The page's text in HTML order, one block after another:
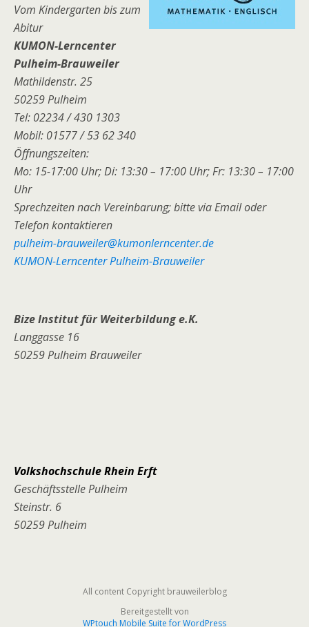
Vom Kindergarten bis zum
Abitur
KUMON-Lerncenter
Pulheim-Brauweiler
Mathildenstr. 25
50259 Pulheim
Tel: 02234 / 430 1303
Mobil: 01577 / 53 62 340
Öffnungszeiten:
Mo: 15-17:00 Uhr; Di: 13:30 – 17:00 Uhr; Fr: 13:30 – 17:00
Uhr
Sprechzeiten nach Vereinbarung; bitte via Email oder
Telefon kontaktieren
pulheim-brauweiler@kumonlerncenter.de
KUMON-Lerncenter Pulheim-Brauweiler
Bize Institut für Weiterbildung e.K.
Langgasse 16
50259 Pulheim Brauweiler
Volkshochschule Rhein Erft
Geschäftsstelle Pulheim
Steinstr. 6
50259 Pulheim
All content Copyright brauweilerblog
Bereitgestellt von
WPtouch Mobile Suite for WordPress